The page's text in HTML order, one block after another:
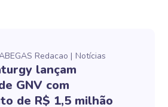
Redacao Notícias
lançam
GNV com
de R$ 1,5 milhão